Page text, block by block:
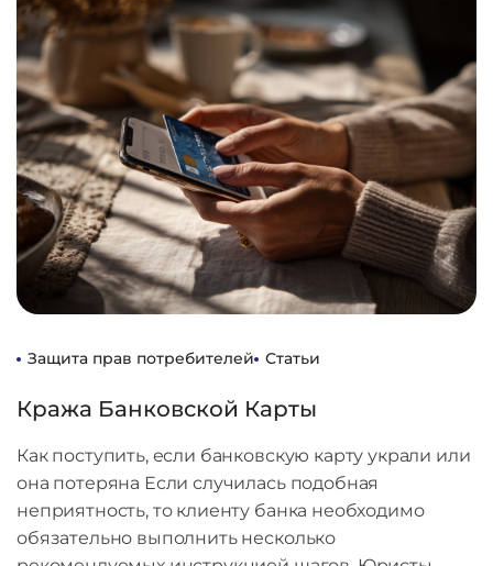
Защита прав потребителей Статьи
Кража Банковской Карты
Как поступить, если банковскую карту украли или
она потеряна Если случилась подобная
неприятность, то клиенту банка необходимо
обязательно выполнить несколько